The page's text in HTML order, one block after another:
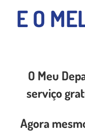
E O
O Meu
serviço
Agora